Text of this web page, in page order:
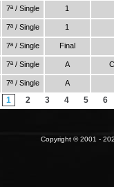
7ª / Single 1
7ª / Single 1
7ª / Single Final
7ª / Single A
7ª / Single A
1 2 3 4 5 6
Copyright © 2001 -